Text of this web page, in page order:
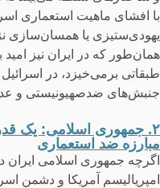
با افشای ماهیت استعماری
یهودی‌ستیزی یا همسان‌سازی
همان‌طور که در ایران نیز
طبقاتی برمی‌خیزد، در اسرائیل
جنبش‌های ضدصهیونیستی و
۲. جمهوری اسلامی: یک
مبارزه ضد استعماری
اگرچه جمهوری اسلامی
امپریالیسم آمریکا و دشمن